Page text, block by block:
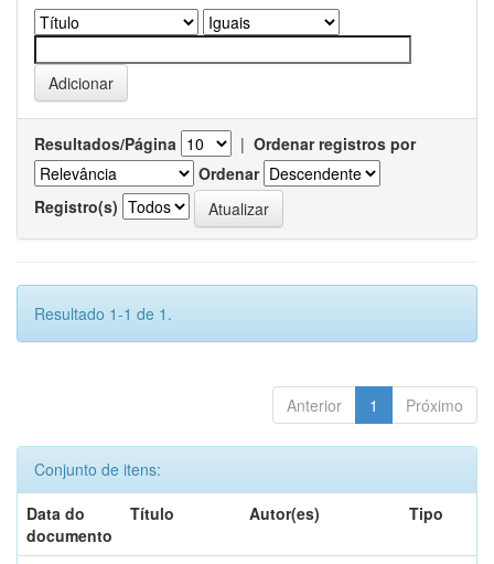
Resultados/Página | Ordenar registros por
Ordenar
Registro(s)
Resultado 1-1 de 1.
Anterior 1 Próximo
Conjunto de itens:
Data do
documento
Título Autor(es) Tipo